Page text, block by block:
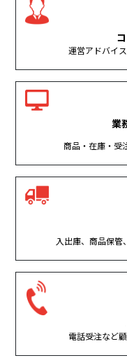
運営アドバイ
業
商品・在庫・受
入出庫、商品保
電話受注など